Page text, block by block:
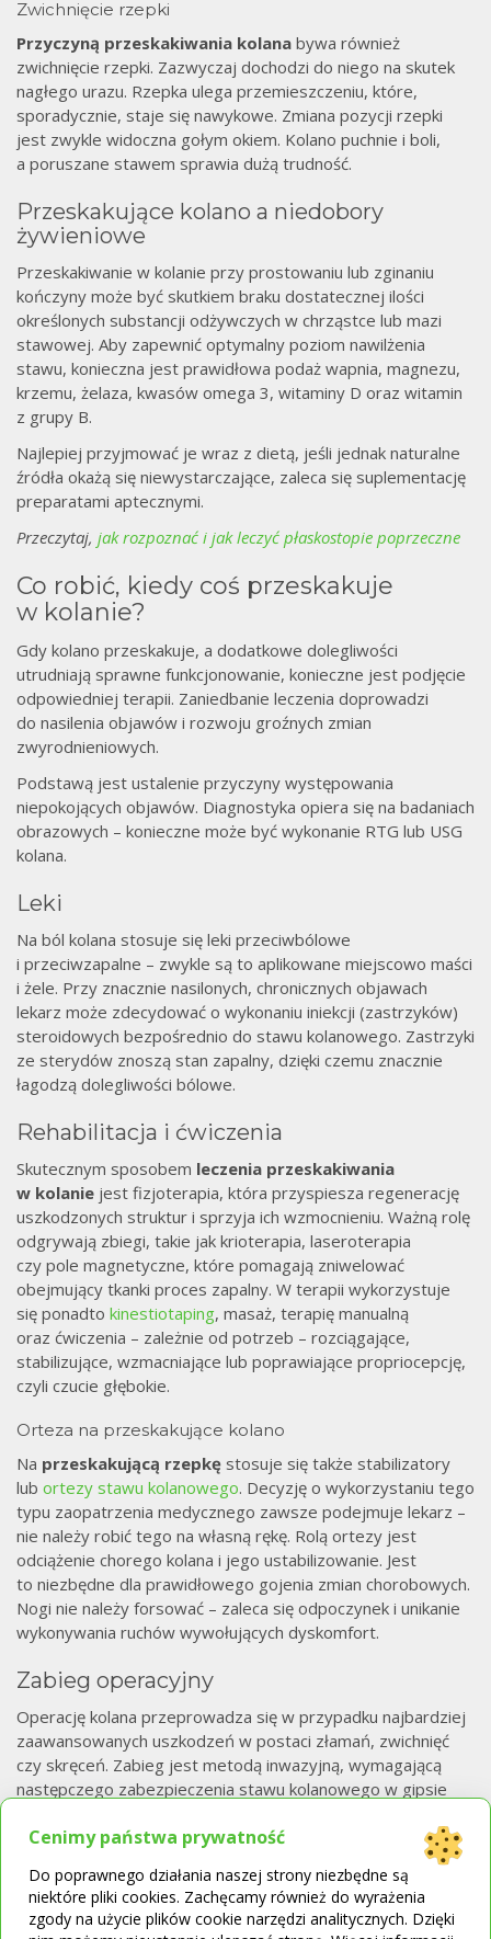
Zwichnięcie rzepki
Przyczyną przeskakiwania kolana bywa również
zwichnięcie rzepki. Zazwyczaj dochodzi do niego na skutek
nagłego urazu. Rzepka ulega przemieszczeniu, które,
sporadycznie, staje się nawykowe. Zmiana pozycji rzepki
jest zwykle widoczna gołym okiem. Kolano puchnie i boli,
a poruszane stawem sprawia dużą trudność.
Przeskakujące kolano a niedobory
żywieniowe
Przeskakiwanie w kolanie przy prostowaniu lub zginaniu
kończyny może być skutkiem braku dostatecznej ilości
określonych substancji odżywczych w chrząstce lub mazi
stawowej. Aby zapewnić optymalny poziom nawilżenia
stawu, konieczna jest prawidłowa podaż wapnia, magnezu,
krzemu, żelaza, kwasów omega 3, witaminy D oraz witamin
z grupy B.
Najlepiej przyjmować je wraz z dietą, jeśli jednak naturalne
źródła okażą się niewystarczające, zaleca się suplementację
preparatami aptecznymi.
Przeczytaj, jak rozpoznać i jak leczyć płaskostopie poprzeczne
Co robić, kiedy coś przeskakuje
w kolanie?
Gdy kolano przeskakuje, a dodatkowe dolegliwości
utrudniają sprawne funkcjonowanie, konieczne jest podjęcie
odpowiedniej terapii. Zaniedbanie leczenia doprowadzi
do nasilenia objawów i rozwoju groźnych zmian
zwyrodnieniowych.
Podstawą jest ustalenie przyczyny występowania
niepokojących objawów. Diagnostyka opiera się na badaniach
obrazowych – konieczne może być wykonanie RTG lub USG
kolana.
Leki
Na ból kolana stosuje się leki przeciwbólowe
i przeciwzapalne – zwykle są to aplikowane miejscowo maści
i żele. Przy znacznie nasilonych, chronicznych objawach
lekarz może zdecydować o wykonaniu iniekcji (zastrzyków)
steroidowych bezpośrednio do stawu kolanowego. Zastrzyki
ze sterydów znoszą stan zapalny, dzięki czemu znacznie
łagodzą dolegliwości bólowe.
Rehabilitacja i ćwiczenia
Skutecznym sposobem leczenia przeskakiwania
w kolanie jest fizjoterapia, która przyspiesza regenerację
uszkodzonych struktur i sprzyja ich wzmocnieniu. Ważną rolę
odgrywają zbiegi, takie jak krioterapia, laseroterapia
czy pole magnetyczne, które pomagają zniwelować
obejmujący tkanki proces zapalny. W terapii wykorzystuje
się ponadto kinestiotaping, masaż, terapię manualną
oraz ćwiczenia – zależnie od potrzeb – rozciągające,
stabilizujące, wzmacniające lub poprawiające propriocepcję,
czyli czucie głębokie.
Orteza na przeskakujące kolano
Na przeskakującą rzepkę stosuje się także stabilizatory
lub ortezy stawu kolanowego. Decyzję o wykorzystaniu tego
typu zaopatrzenia medycznego zawsze podejmuje lekarz –
nie należy robić tego na własną rękę. Rolą ortezy jest
odciążenie chorego kolana i jego ustabilizowanie. Jest
to niezbędne dla prawidłowego gojenia zmian chorobowych.
Nogi nie należy forsować – zaleca się odpoczynek i unikanie
wykonywania ruchów wywołujących dyskomfort.
Zabieg operacyjny
Operację kolana przeprowadza się w przypadku najbardziej
zaawansowanych uszkodzeń w postaci złamań, zwichnięć
czy skręceń. Zabieg jest metodą inwazyjną, wymagającą
następczego zabezpieczenia stawu kolanowego w gipsie
rehabilitacja przeprowadzona pod okiem wykwalifikowanego
Czy wiesz,jak wybrać wkładki ortopedyczne?
Cenimy państwa prywatność
Do poprawnego działania naszej strony niezbędne są
niektóre pliki cookies. Zachęcamy również do wyrażenia
zgody na użycie plików cookie narzędzi analitycznych. Dzięki